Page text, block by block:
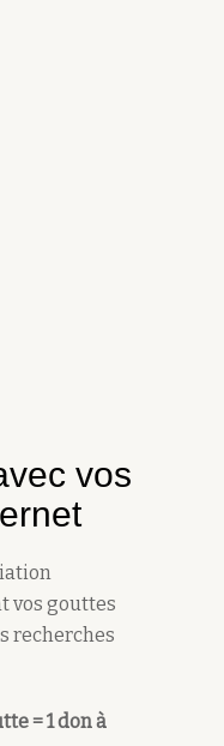
vos
vos gouttes
recherches
= 1 don à